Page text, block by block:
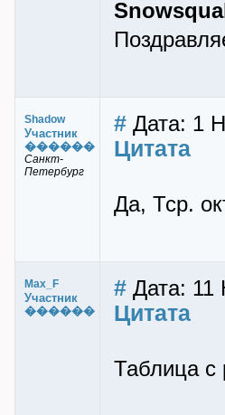
Shadow
Участник
������
Санкт-
Петербург
# Дата: 1
Цитата
Да, Тср.
Max_F
Участник
������
# Дата: 11
Цитата
Таблица с